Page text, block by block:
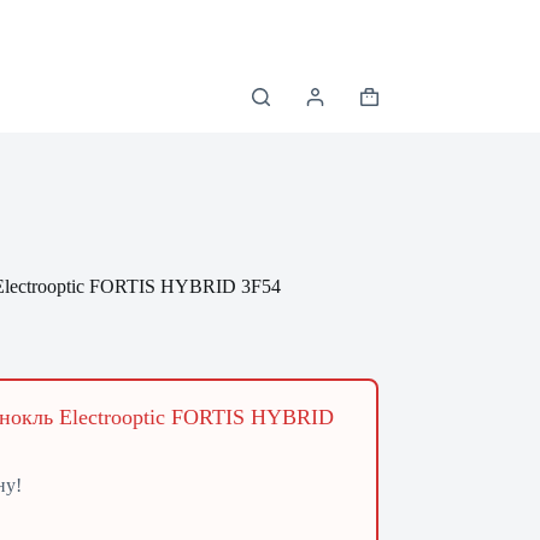
Корзина
FORTIS HYBRID 3F54
Electrooptic FORTIS HYBRID